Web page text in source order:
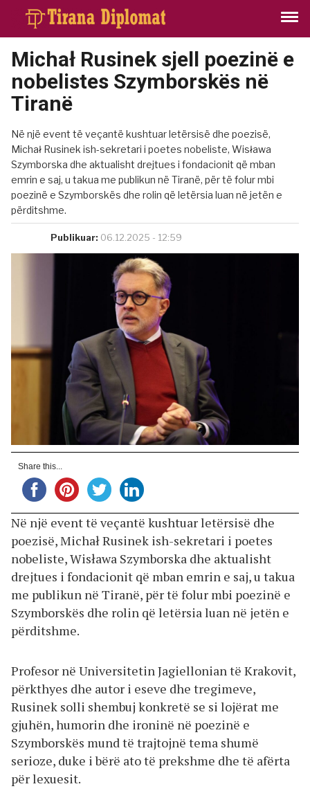
Michał Rusinek sjell poezinë e
nobelistes Szymborskës në
Tiranë
Në një event të veçantë kushtuar letërsisë dhe poezisë,
Michał Rusinek ish-sekretari i poetes nobeliste, Wisława
Szymborska dhe aktualisht drejtues i fondacionit që mban
emrin e saj, u takua me publikun në Tiranë, për të folur mbi
poezinë e Szymborskës dhe rolin që letërsia luan në jetën e
përditshme.
Publikuar: 06.12.2025 - 12:59
Share this...
Në një event të veçantë kushtuar letërsisë dhe
poezisë, Michał Rusinek ish-sekretari i poetes
nobeliste, Wisława Szymborska dhe aktualisht
drejtues i fondacionit që mban emrin e saj, u takua
me publikun në Tiranë, për të folur mbi poezinë e
Szymborskës dhe rolin që letërsia luan në jetën e
përditshme.
Profesor në Universitetin Jagiellonian të Krakovit,
përkthyes dhe autor i eseve dhe tregimeve,
Rusinek solli shembuj konkretë se si lojërat me
gjuhën, humorin dhe ironinë në poezinë e
Szymborskës mund të trajtojnë tema shumë
serioze, duke i bërë ato të prekshme dhe të afërta
për lexuesit.